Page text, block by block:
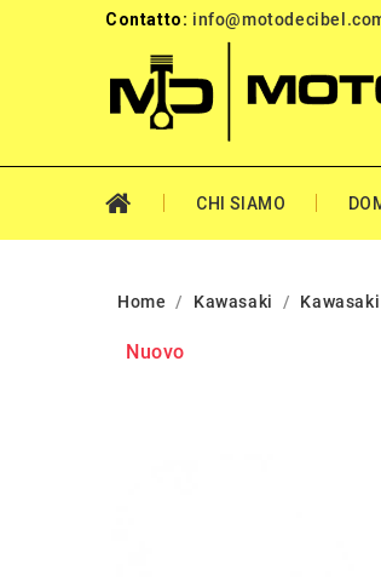
Contatto:
CHI SIAMO
Home Kawasaki
Nuovo